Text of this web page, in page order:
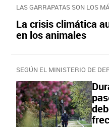
LAS GARRAPATAS SON LOS
La crisis climática
en los animales
SEGÚN EL MINISTERIO DE